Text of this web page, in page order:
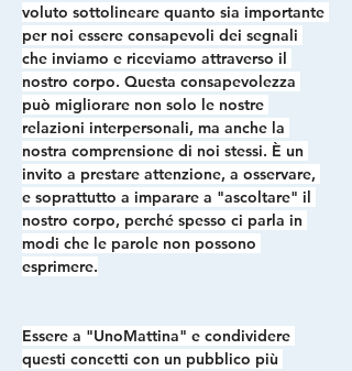
voluto sottolineare quanto sia importante
per noi essere consapevoli dei segnali
che inviamo e riceviamo attraverso il
nostro corpo. Questa consapevolezza
può migliorare non solo le nostre
relazioni interpersonali, ma anche la
nostra comprensione di noi stessi. È un
invito a prestare attenzione, a osservare,
e soprattutto a imparare a "ascoltare" il
nostro corpo, perché spesso ci parla in
modi che le parole non possono
esprimere.
Essere a "UnoMattina" e condividere
questi concetti con un pubblico più